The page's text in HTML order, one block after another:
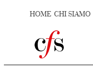
HOME CHI SIAMO